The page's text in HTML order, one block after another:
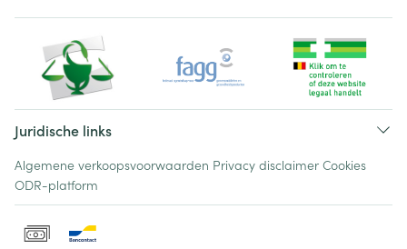
Juridische links
Algemene verkoopsvoorwaarden Privacy disclaimer Cookies
ODR-platform